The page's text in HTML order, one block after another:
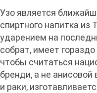
Узо является
спиртного напитка из
ударением на
собрат, имеет
чтобы считаться
бренди, а не анисовой
и раки,